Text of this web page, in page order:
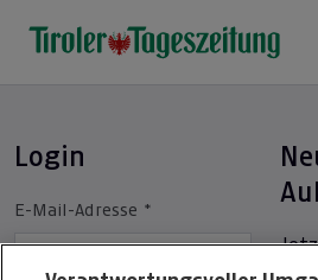
Login
E-Mail-Adresse *